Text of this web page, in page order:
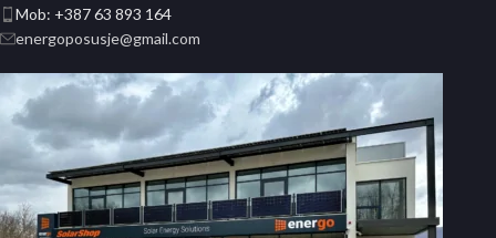
Mob: +387 63 893 164
energoposusje@gmail.com